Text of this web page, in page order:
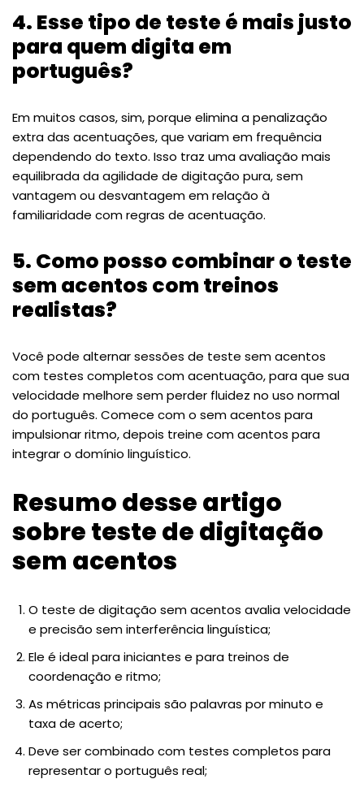
4. Esse tipo de teste é mais justo
para quem digita em
português?
Em muitos casos, sim, porque elimina a penalização
extra das acentuações, que variam em frequência
dependendo do texto. Isso traz uma avaliação mais
equilibrada da agilidade de digitação pura, sem
vantagem ou desvantagem em relação à
familiaridade com regras de acentuação.
5. Como posso combinar o teste
sem acentos com treinos
realistas?
Você pode alternar sessões de teste sem acentos
com testes completos com acentuação, para que sua
velocidade melhore sem perder fluidez no uso normal
do português. Comece com o sem acentos para
impulsionar ritmo, depois treine com acentos para
integrar o domínio linguístico.
Resumo desse artigo
sobre teste de digitação
sem acentos
O teste de digitação sem acentos avalia velocidade
e precisão sem interferência linguística;
Ele é ideal para iniciantes e para treinos de
coordenação e ritmo;
As métricas principais são palavras por minuto e
taxa de acerto;
Deve ser combinado com testes completos para
representar o português real;